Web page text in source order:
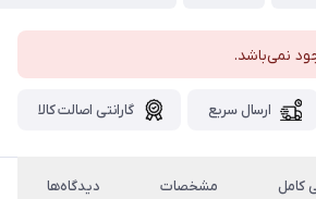
نمی‌باشد.
ارسال سریع گارانتی اصالت کالا
کامل مشخصات دیدگاه‌ها